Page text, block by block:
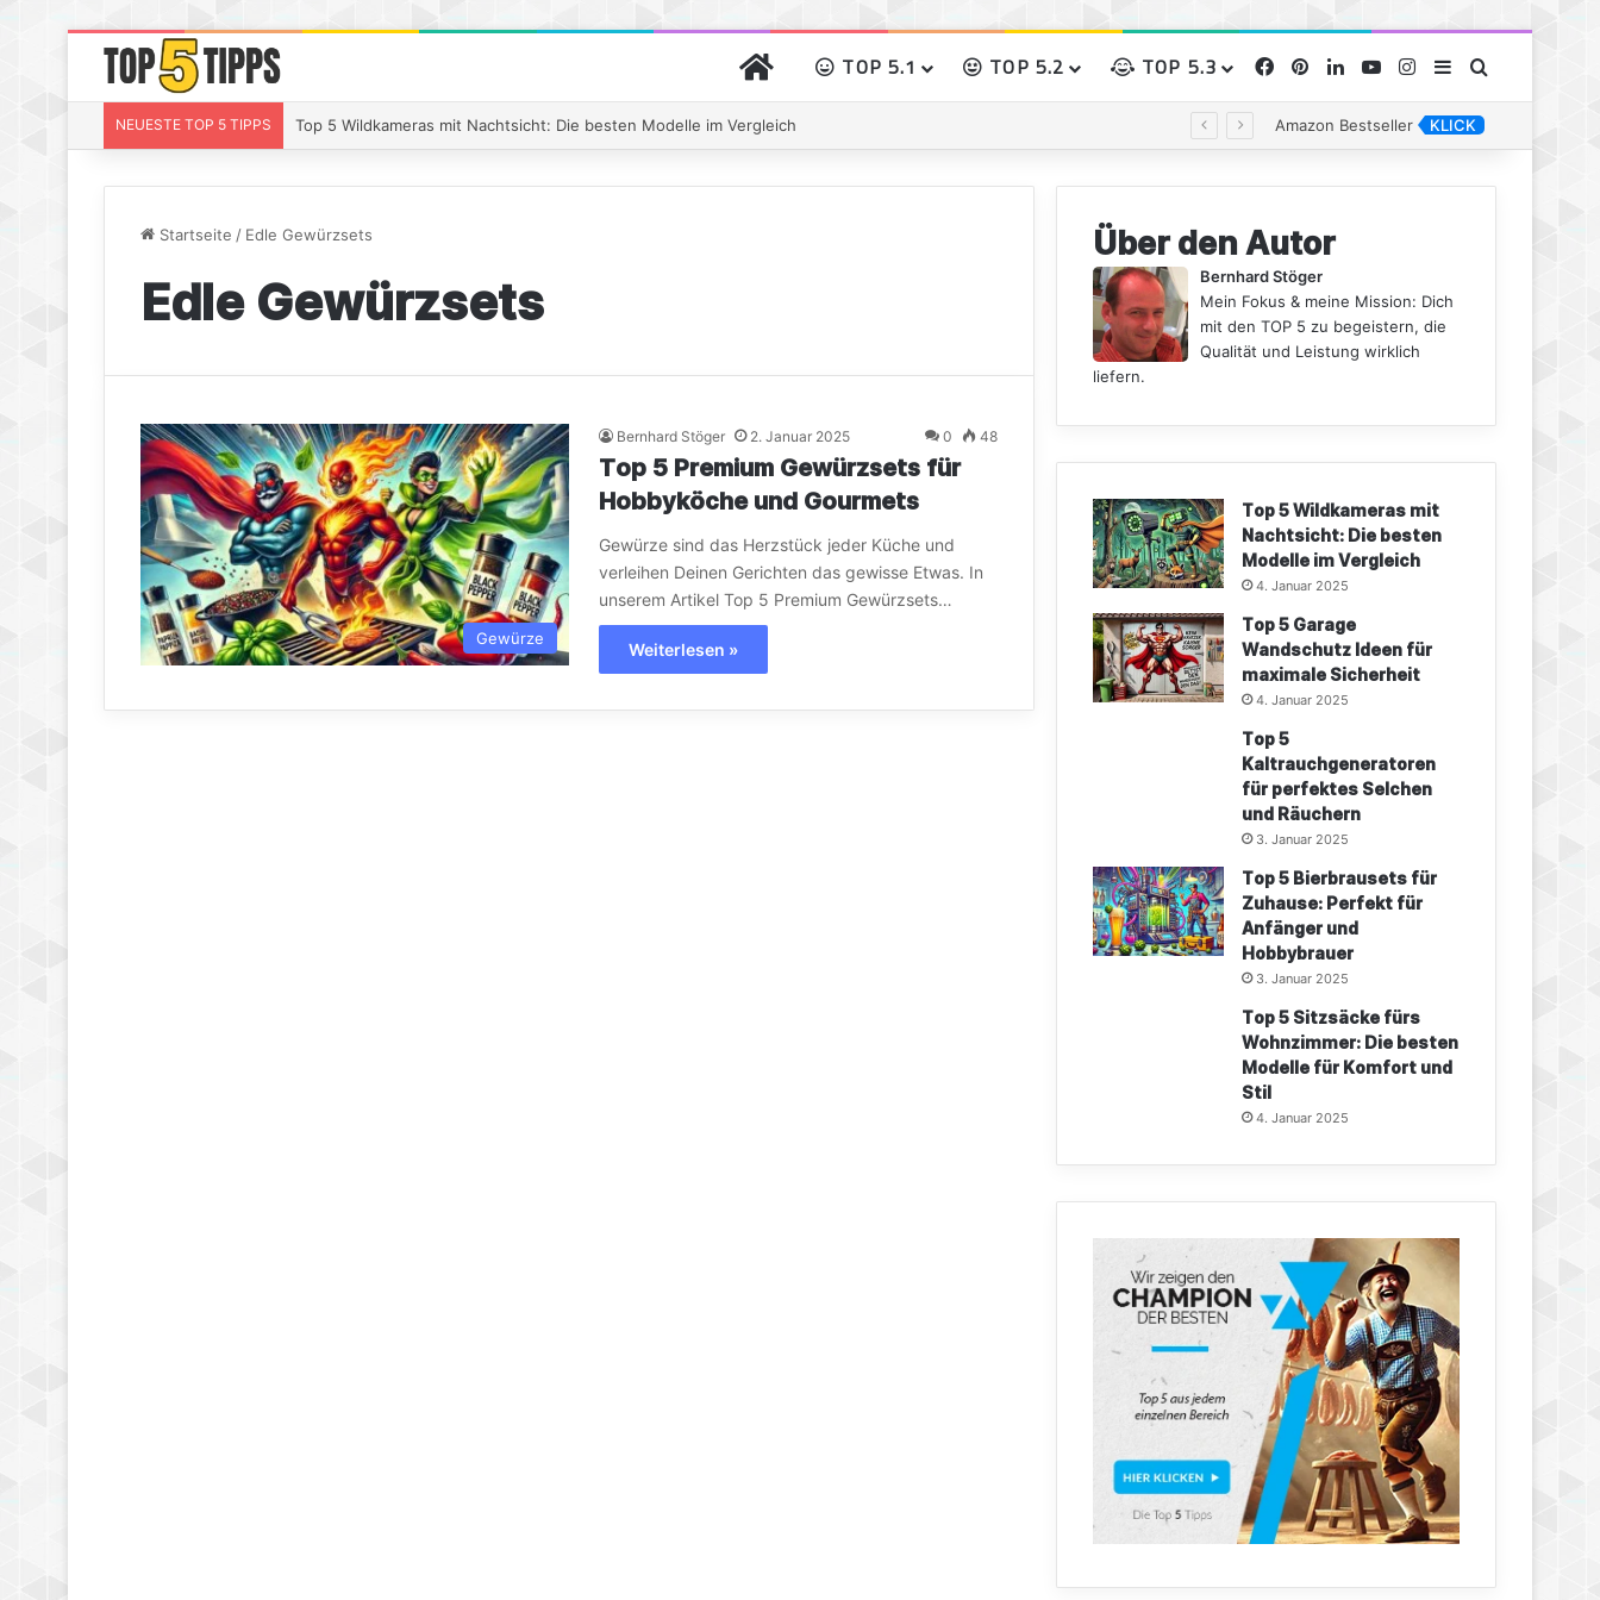
START TOP 5.1 TOP 5.2 TOP 5.3 Facebook
PinterestLinkedInYouTubeInstagram
Sidebar
NEUESTE TOP 5 TIPPS Top 5 Wildkameras mit Nachtsicht: Die besten Modelle im Vergleich Amazon Bestseller KLICK
Startseite / Edle Gewürzsets
Edle Gewürzsets
Gewürze
Bernhard Stöger 2. Januar 2025 0 48
Top 5 Premium Gewürzsets für
Hobbyköche und Gourmets
Gewürze sind das Herzstück jeder Küche und
verleihen Deinen Gerichten das gewisse Etwas. In
unserem Artikel Top 5 Premium Gewürzsets…
Weiterlesen »
Über den Autor
Bernhard Stöger
Mein Fokus & meine Mission: Dich
mit den TOP 5 zu begeistern, die
Qualität und Leistung wirklich
liefern.
Top 5 Wildkameras mit
Nachtsicht: Die besten
Modelle im Vergleich
4. Januar 2025
Top 5 Garage
Wandschutz Ideen für
maximale Sicherheit
4. Januar 2025
Top 5
Kaltrauchgeneratoren
für perfektes Selchen
und Räuchern
3. Januar 2025
Top 5 Bierbrausets für
Zuhause: Perfekt für
Anfänger und
Hobbybrauer
3. Januar 2025
Top 5 Sitzsäcke fürs
Wohnzimmer: Die besten
Modelle für Komfort und
Stil
4. Januar 2025